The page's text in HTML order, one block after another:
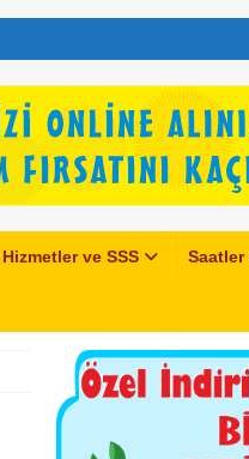
Hizmetler ve SSS